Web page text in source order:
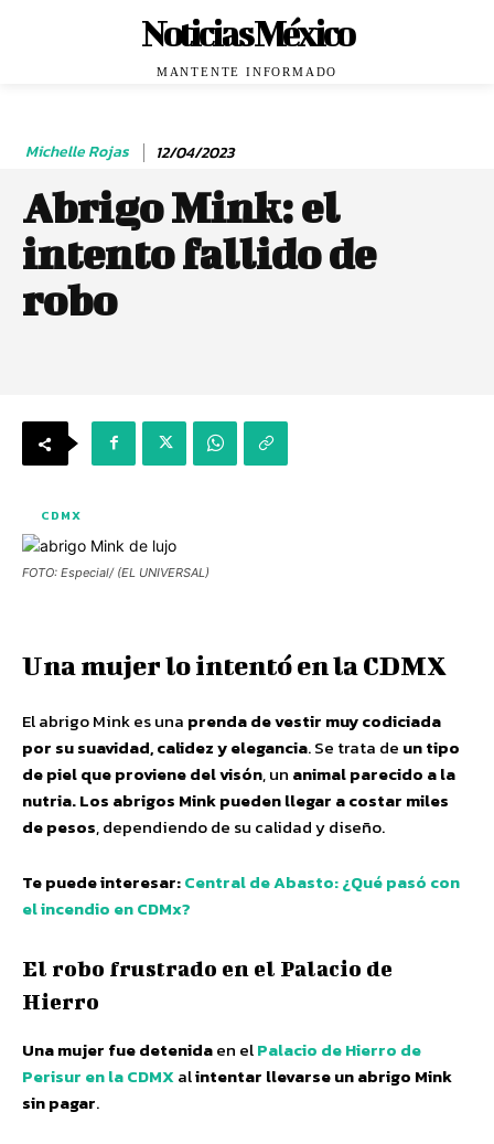
Noticias México
MANTENTE INFORMADO
Michelle Rojas 12/04/2023
Abrigo Mink: el
intento fallido de
robo
CDMX
FOTO: Especial/ (EL UNIVERSAL)
Una mujer lo intentó en la CDMX
El abrigo Mink es una prenda de vestir muy codiciada
por su suavidad, calidez y elegancia. Se trata de un tipo
de piel que proviene del visón, un animal parecido a la
nutria. Los abrigos Mink pueden llegar a costar miles
de pesos, dependiendo de su calidad y diseño.
Te puede interesar:Central de Abasto: ¿Qué pasó con
el incendio en CDMx?
El robo frustrado en el Palacio de
Hierro
Una mujer fue detenidaen elPalacio de Hierro de
Perisur en la CDMXalintentar llevarse un abrigo Mink
sin pagar.